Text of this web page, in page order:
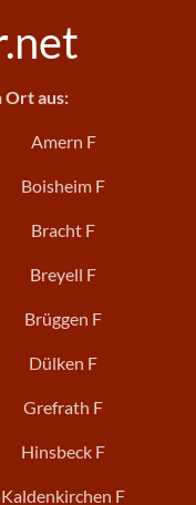
Ort aus:
Amern F
Boisheim F
Bracht F
Breyell F
Brüggen F
Dülken F
Grefrath F
Hinsbeck F
Kaldenkirchen F